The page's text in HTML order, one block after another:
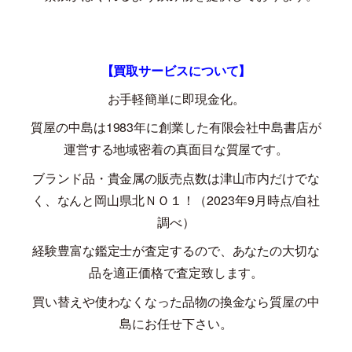
【買取サービスについて】
お手軽簡単に即現金化。
質屋の中島は1983年に創業した有限会社中島書店が
運営する地域密着の真面目な質屋です。
ブランド品・貴金属の販売点数は津山市内だけでな
く、なんと岡山県北ＮＯ１！（2023年9月時点/自社
調べ）
経験豊富な鑑定士が査定するので、あなたの大切な
品を適正価格で査定致します。
買い替えや使わなくなった品物の換金なら質屋の中
島にお任せ下さい。